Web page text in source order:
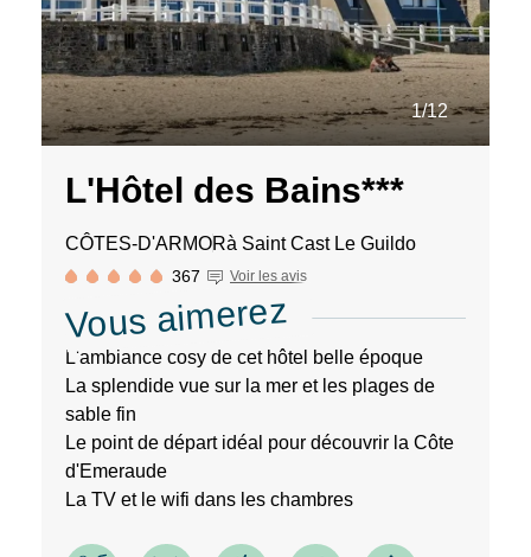
1/12
L'Hôtel des Bains***
CÔTES-D'ARMORà Saint Cast Le Guildo
367 Voir les avis
Vous aimerez
L'ambiance cosy de cet hôtel belle époque
La splendide vue sur la mer et les plages de
sable fin
Le point de départ idéal pour découvrir la Côte
d'Emeraude
La TV et le wifi dans les chambres